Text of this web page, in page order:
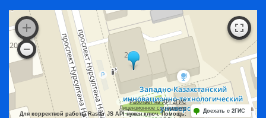
Работает на API 2ГИС
Лицензионное соглашение
Для корректной работы Raster JS API нужен ключ. Помощь:
Доехать с 2ГИС